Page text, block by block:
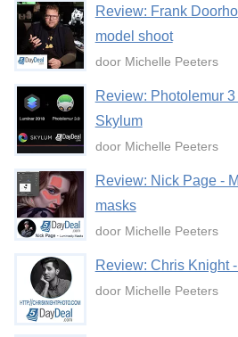
Review: Frank
model shoot
door Michelle Peeters
Review: Photolemur
Skylum
door Michelle Peeters
Review: Nick Page -
masks
door Michelle Peeters
Review: Chris Knight
door Michelle Peeters